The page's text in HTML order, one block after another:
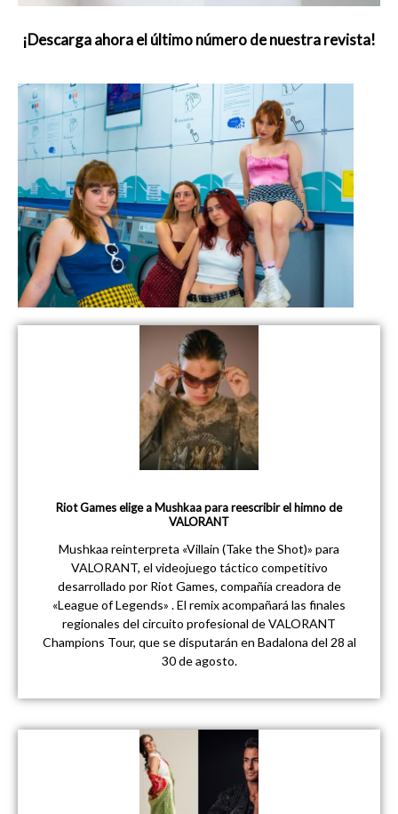
¡Descarga ahora el último número de nuestra revista!
Riot Games elige a Mushkaa para reescribir el himno de
VALORANT
Mushkaa reinterpreta «Villain (Take the Shot)» para
VALORANT, el videojuego táctico competitivo
desarrollado por Riot Games, compañía creadora de
«League of Legends» . El remix acompañará las finales
regionales del circuito profesional de VALORANT
Champions Tour, que se disputarán en Badalona del 28 al
30 de agosto.